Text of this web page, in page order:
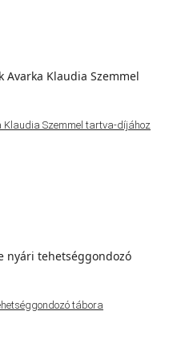
Szemmel tartva-díjához
tábora